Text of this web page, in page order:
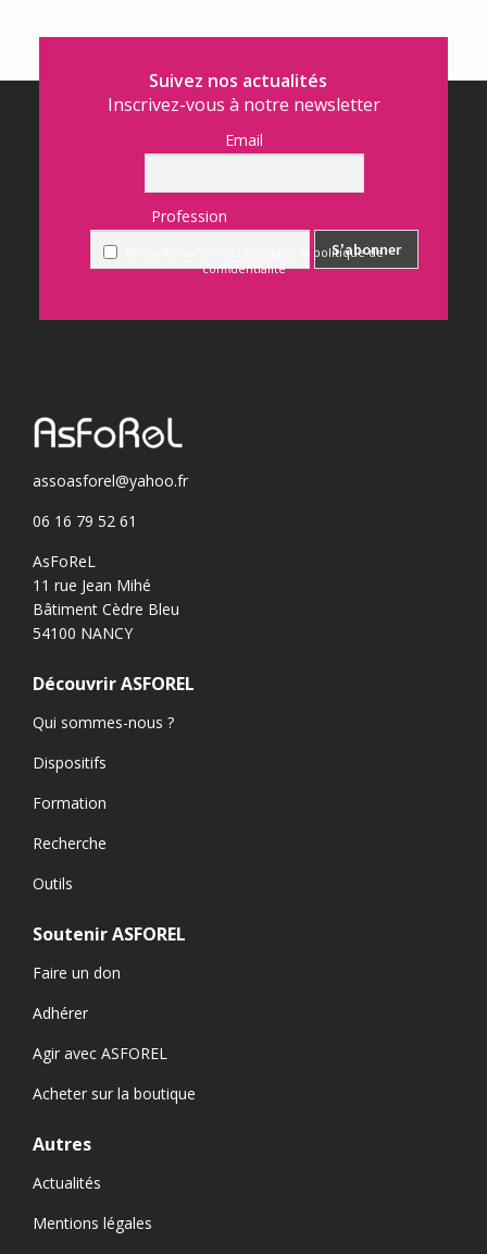
Suivez nos actualités
Inscrivez-vous à notre newsletter
Email
Profession
En continuant, vous acceptez la politique de
confidentialité
assoasforel@yahoo.fr
06 16 79 52 61
AsFoReL
11 rue Jean Mihé
Bâtiment Cèdre Bleu
54100 NANCY
Découvrir ASFOREL
Qui sommes-nous ?
Dispositifs
Formation
Recherche
Outils
Soutenir ASFOREL
Faire un don
Adhérer
Agir avec ASFOREL
Acheter sur la boutique
Autres
Actualités
Mentions légales